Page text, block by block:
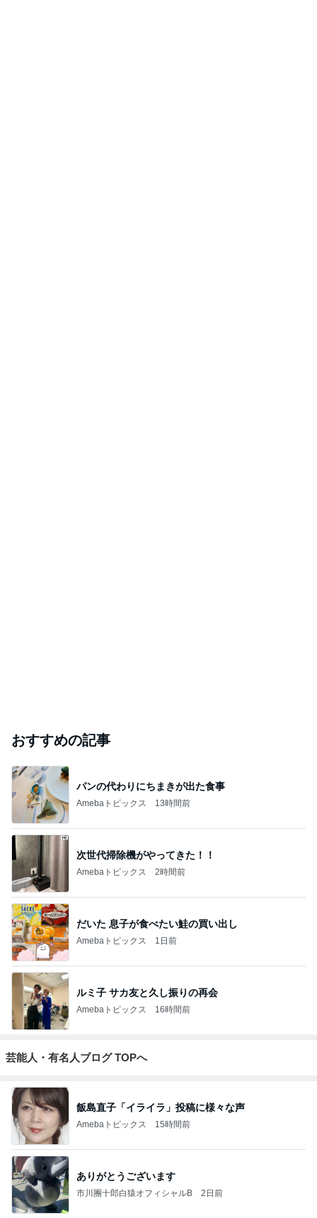
おすすめの記事
パンの代わりにちまきが出た食事
Amebaトピックス 13時間前
次世代掃除機がやってきた！！
Amebaトピックス 2時間前
だいた 息子が食べたい鮭の買い出し
Amebaトピックス 1日前
ルミ子 サカ友と久し振りの再会
Amebaトピックス 16時間前
芸能人・有名人ブログ TOPへ
飯島直子「イライラ」投稿に様々な声
Amebaトピックス 15時間前
ありがとうございます
市川團十郎白猿オフィシャルB 2日前